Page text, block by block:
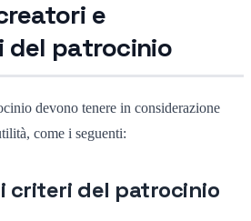
e
del patrocinio
devono tenere in considerazione
come i seguenti:
criteri del patrocinio